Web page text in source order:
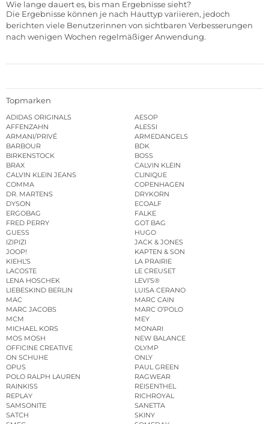
Wie lange dauert es, bis man Ergebnisse sieht?
Die Ergebnisse können je nach Hauttyp variieren, jedoch
berichten viele Benutzerinnen von sichtbaren Verbesserungen
nach wenigen Wochen regelmäßiger Anwendung.
Topmarken
ADIDAS ORIGINALS
AESOP
AFFENZAHN
ALESSI
ARMANI/PRIVÉ
ARMEDANGELS
BARBOUR
BDK
BIRKENSTOCK
BOSS
BRAX
CALVIN KLEIN
CALVIN KLEIN JEANS
CLINIQUE
COMMA
COPENHAGEN
DR. MARTENS
DRYKORN
DYSON
ECOALF
ERGOBAG
FALKE
FRED PERRY
GOT BAG
GUESS
HUGO
IZIPIZI
JACK & JONES
JOOP!
KAPTEN & SON
KIEHL’S
LA PRAIRIE
LACOSTE
LE CREUSET
LENA HOSCHEK
LEVI’S®
LIEBESKIND BERLIN
LUISA CERANO
MAC
MARC CAIN
MARC JACOBS
MARC O’POLO
MCM
MEY
MICHAEL KORS
MONARI
MOS MOSH
NEW BALANCE
OFFICINE CREATIVE
OLYMP
ON SCHUHE
ONLY
OPUS
PAUL GREEN
POLO RALPH LAUREN
RAGWEAR
RAINKISS
REISENTHEL
REPLAY
RICHROYAL
SAMSONITE
SANETTA
SATCH
SKINY